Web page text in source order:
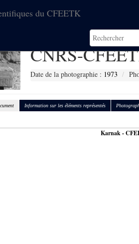
du CFEETK
CNRS-
Date de la photographie : 1973
Information sur les éléments représentés